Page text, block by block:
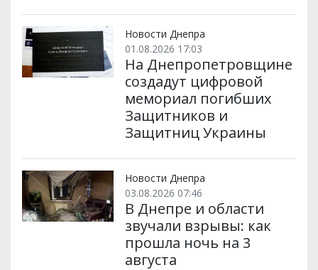
Новости Днепра
01.08.2026 17:03
На Днепропетровщине
создадут цифровой
мемориал погибших
Защитников и
Защитниц Украины
Новости Днепра
03.08.2026 07:46
В Днепре и области
звучали взрывы: как
прошла ночь на 3
августа